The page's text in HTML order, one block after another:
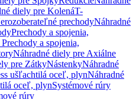
diely pre KolenáT-
prechodyNáhradné
Prechody a spojenia,
a spojenia,
Náhradné diely pre Axiálne
pre ZátkyNástenkyNáhradné
ušľachtilá oceľ, plynNáhradné
oceľ, plynSystémové rúry
rúry